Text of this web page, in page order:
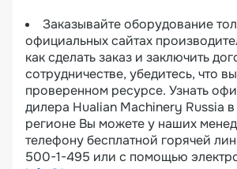
Заказывайте оборудование
официальных сайтах
как сделать заказ и заключить
сотрудничестве, убедитесь, что
проверенном ресурсе. Узнать
дилера Hualian Machinery Russia
регионе Вы можете у наших
телефону бесплатной горячей
500-1-495 или с помощью